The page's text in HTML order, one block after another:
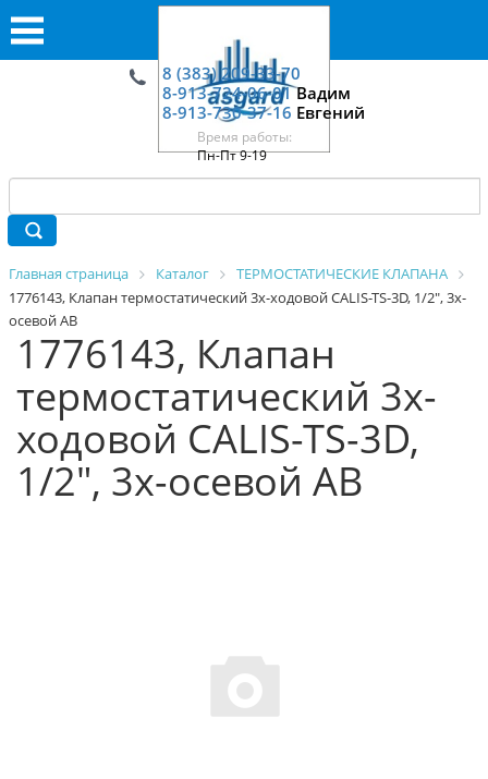
8 (383) 209-33-70
8-913-724-06-01Вадим
8-913-730-37-16 Евгений
Время работы:
Пн-Пт 9-19
Главная страница Каталог
ТЕРМОСТАТИЧЕСКИЕ КЛАПАНА
1776143, Клапан термостатический 3х-ходовой CALIS-TS-3D, 1/2", 3х-
осевой АВ
1776143, Клапан
термостатический 3х-
ходовой CALIS-TS-3D,
1/2", 3х-осевой АВ